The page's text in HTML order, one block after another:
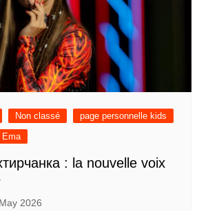
Non classé
page personnelle kids
Ema
: la nouvelle voix
2026